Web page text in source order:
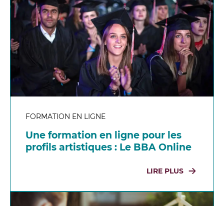
FORMATION EN LIGNE
Une formation en ligne pour les
profils artistiques : Le BBA Online
LIRE PLUS